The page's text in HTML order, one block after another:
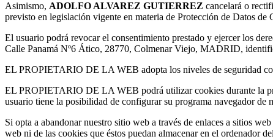
Asimismo, ADOLFO ALVAREZ GUTIERREZ cancelará o
previsto en legislación vigente en materia de Protección de Datos de
El usuario podrá revocar el consentimiento prestado y ejercer los
Calle Panamá Nº6 Ático, 28770, Colmenar Viejo, MADRID,
EL PROPIETARIO DE LA WEB adopta los niveles de seguridad
EL PROPIETARIO DE LA WEB podrá utilizar cookies durante la
usuario tiene la posibilidad de configurar su programa navegador de
Si opta a abandonar nuestro sitio web a través de enlaces a sitios
web ni de las cookies que éstos puedan almacenar en el ordenador